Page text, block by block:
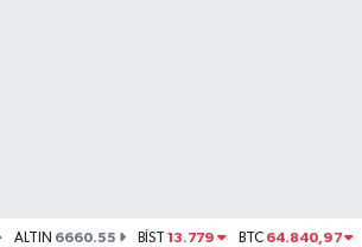
ALTIN 6660.55 BİST13.779 BTC 64.840,97